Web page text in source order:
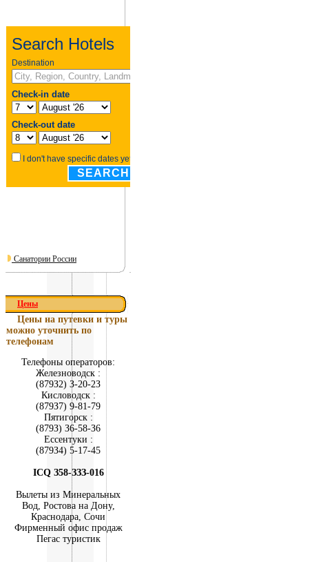
Санатории России
Цены
Цены на путевки и туры
можно уточнить по
телефонам
Телефоны операторов:
Железноводск :
(879З2) З-20-2З
Кисловодск :
(879З7) 9-81-79
Пятигорск :
(879З) З6-58-З6
Ессентуки :
(879З4) 5-17-45
ICQ З58-ЗЗЗ-016
Вылеты из Минеральных
Вод, Ростова на Дону,
Краснодара, Сочи
Фирменный офис продаж
Пегас туристик